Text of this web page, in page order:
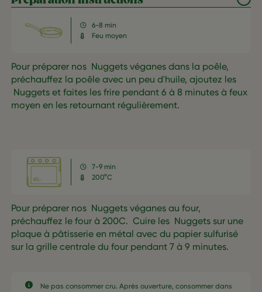
6-8 min
Feu moyen
Pour préparer nos Nuggets véganes dans la poêle,
préchauffez la poêle avec un peu d'huile, ajoutez les
Nuggets et faites les frire pendant 6 à 8 minutes à feux
moyen en les retournant régulièrement.
7-9 min
200°C
Pour préparer nos Nuggets véganes au four,
préchauffez le four à 200C. Cuire les Nuggets sur une
plaque à pâtisserie en métal avec du papier sulfurisé
sur la grille centrale du four pendant 7 à 9 minutes.
Ne pas consommer cru. Après ouverture, consommer dans